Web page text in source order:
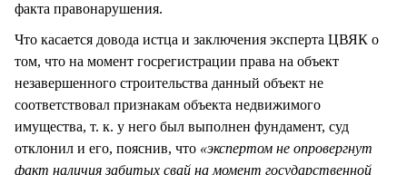
факта правонарушения.
Что касается довода истца и заключения эксперта ЦВЯК о
том, что на момент госрегистрации права на объект
незавершенного строительства данный объект не
соответствовал признакам объекта недвижимого
имущества, т. к. у него был выполнен фундамент, суд
отклонил и его, пояснив, что «экспертом не опровергнут
факт наличия забитых свай на момент государственной